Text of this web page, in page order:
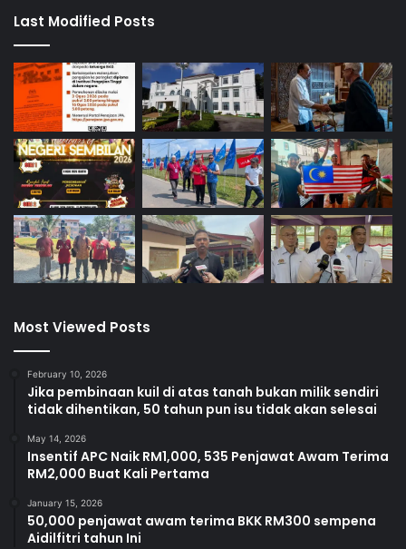
Last Modified Posts
Most Viewed Posts
February 10, 2026
Jika pembinaan kuil di atas tanah bukan milik sendiri
tidak dihentikan, 50 tahun pun isu tidak akan selesai
May 14, 2026
Insentif APC Naik RM1,000, 535 Penjawat Awam Terima
RM2,000 Buat Kali Pertama
January 15, 2026
50,000 penjawat awam terima BKK RM300 sempena
Aidilfitri tahun Ini